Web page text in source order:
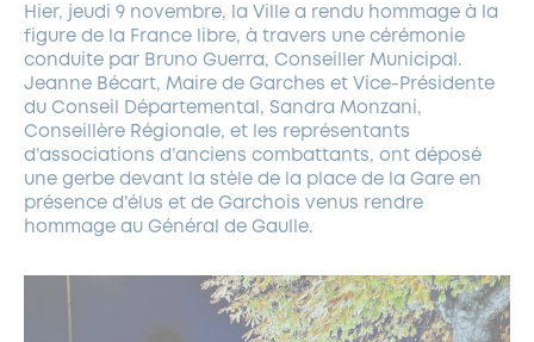
GESTION DU PATRIMOINE ARBORÉ
Hier, jeudi 9 novembre, la Ville a rendu hommage à la
figure de la France libre, à travers une cérémonie
conduite par Bruno Guerra, Conseiller Municipal.
Jeanne Bécart, Maire de Garches et Vice-Présidente
du Conseil Départemental, Sandra Monzani,
Conseillère Régionale, et les représentants
d’associations d’anciens combattants, ont déposé
une gerbe devant la stèle de la place de la Gare en
présence d’élus et de Garchois venus rendre
hommage au Général de Gaulle.